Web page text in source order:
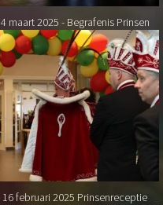
4 maart 2025 - Begrafenis Prinsen
16 februari 2025 Prinsenreceptie